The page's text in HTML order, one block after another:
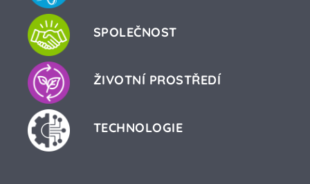
SPOLEČNOST
ŽIVOTNÍ PROSTŘEDÍ
TECHNOLOGIE